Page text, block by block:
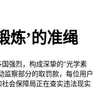
炼’的准绳
强烈，构成深挚的“光学素
监察部分的取罚款，每位用户
会保障局正在查实违法现实